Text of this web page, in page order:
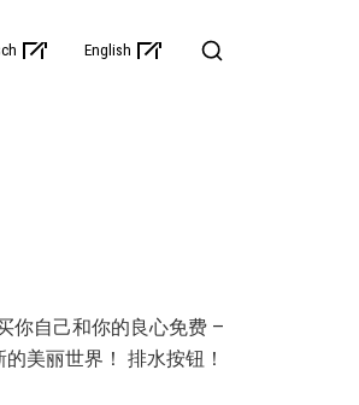
English
你自己和你的良心免费 –
美丽世界！ 排水按钮！